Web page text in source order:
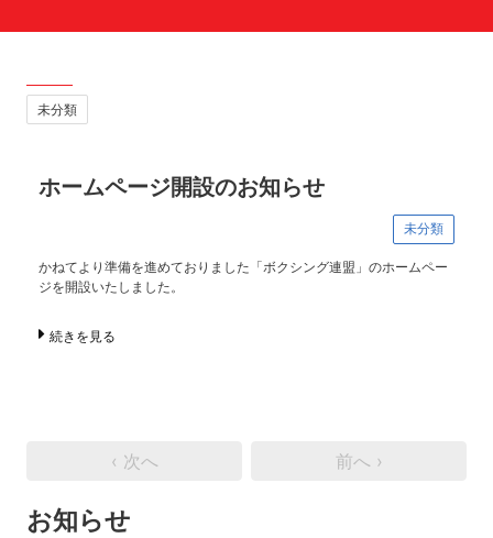
未分類
ホームページ開設のお知らせ
未分類
かねてより準備を進めておりました「ボクシング連盟」のホームペー
ジを開設いたしました。
続きを見る
‹ 次へ 前へ ›
お知らせ